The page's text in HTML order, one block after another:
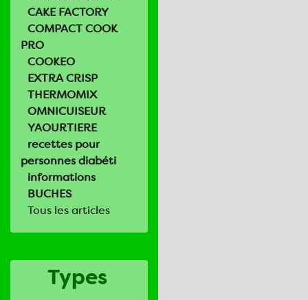
CAKE FACTORY
COMPACT COOK
PRO
COOKEO
EXTRA CRISP
THERMOMIX
OMNICUISEUR
YAOURTIERE
recettes pour
personnes diabéti
informations
BUCHES
Tous les articles
Types